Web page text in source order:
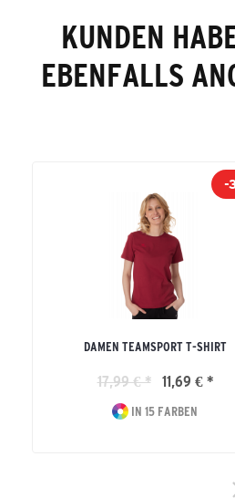
KUNDEN
EBENFALLS
-
DAMEN TEAMSPORT T-SHIRT
17,99 € * 11,69 € *
IN 15 FARBEN